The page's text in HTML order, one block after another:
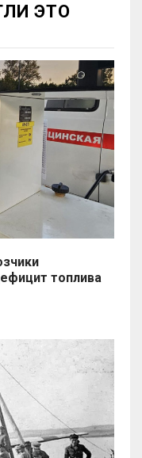
ЭТО
топлива